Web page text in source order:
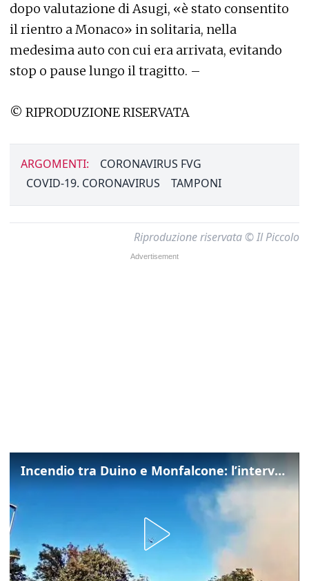
dopo valutazione di Asugi, «è stato consentito
il rientro a Monaco» in solitaria, nella
medesima auto con cui era arrivata, evitando
stop o pause lungo il tragitto. –
© RIPRODUZIONE RISERVATA
ARGOMENTI:
CORONAVIRUS FVG
COVID-19. CORONAVIRUS
TAMPONI
Riproduzione riservata © Il Piccolo
Incendio tra Duino e Monfalcone: l’intervento dei vigili del fuoco